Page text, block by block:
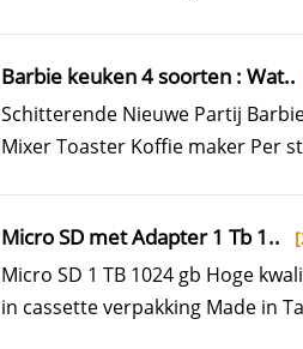
Barbie keuken 4 soorten : Wat..
Schitterende Nieuwe Partij
Mixer Toaster Koffie maker Per
Micro SD met Adapter 1 Tb 1..
Micro SD 1 TB 1024 gb Hoge
in cassette verpakking Made in